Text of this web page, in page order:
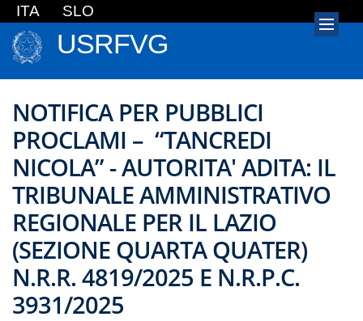
ITA SLO
USRFVG
NOTIFICA PER PUBBLICI
PROCLAMI – “TANCREDI
NICOLA” - AUTORITA' ADITA: IL
TRIBUNALE AMMINISTRATIVO
REGIONALE PER IL LAZIO
(SEZIONE QUARTA QUATER)
N.R.R. 4819/2025 E N.R.P.C.
3931/2025